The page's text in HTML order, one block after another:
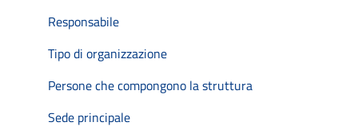
Responsabile
Tipo di organizzazione
Persone che compongono la struttura
Sede principale